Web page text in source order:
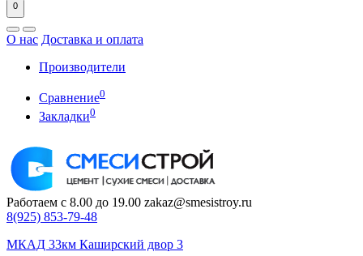
0
О нас Доставка и оплата
Производители
Сравнение0
Закладки0
Работаем с 8.00 до 19.00 zakaz@smesistroy.ru
8(925) 853-79-48
МКАД 33км Каширский двор 3